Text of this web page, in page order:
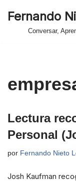
Fernando
Conversar,
Lectura
Personal
por Fernando Nieto
Josh Kaufman